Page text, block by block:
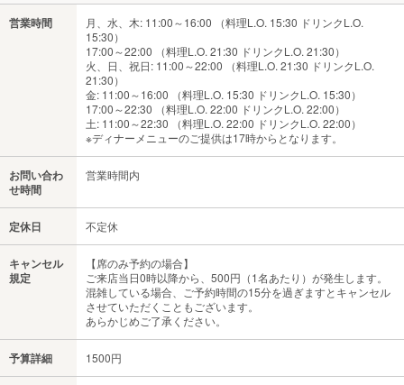
営業時間
月、水、木: 11:00～16:00 （料理L.O. 15:30 ドリンクL.O.
15:30）
17:00～22:00 （料理L.O. 21:30 ドリンクL.O. 21:30）
火、日、祝日: 11:00～22:00 （料理L.O. 21:30 ドリンクL.O.
21:30）
金: 11:00～16:00 （料理L.O. 15:30 ドリンクL.O. 15:30）
17:00～22:30 （料理L.O. 22:00 ドリンクL.O. 22:00）
土: 11:00～22:30 （料理L.O. 22:00 ドリンクL.O. 22:00）
※ディナーメニューのご提供は17時からとなります。
お問い合わ
せ時間
営業時間内
定休日 不定休
キャンセル
規定
【席のみ予約の場合】
ご来店当日0時以降から、500円（1名あたり）が発生します。
混雑している場合、ご予約時間の15分を過ぎますとキャンセル
させていただくこともございます。
あらかじめご了承ください。
予算詳細 1500円